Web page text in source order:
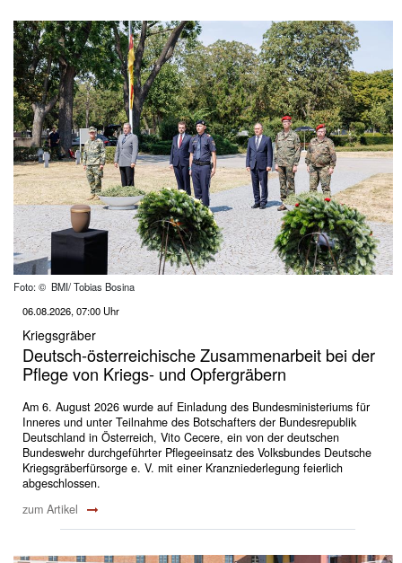
Foto: © BMI/ Tobias Bosina
06.08.2026, 07:00 Uhr
Kriegsgräber
Deutsch-österreichische Zusammenarbeit bei der
Pflege von Kriegs- und Opfergräbern
Am 6. August 2026 wurde auf Einladung des Bundesministeriums für
Inneres und unter Teilnahme des Botschafters der Bundesrepublik
Deutschland in Österreich, Vito Cecere, ein von der deutschen
Bundeswehr durchgeführter Pflegeeinsatz des Volksbundes Deutsche
Kriegsgräberfürsorge e. V. mit einer Kranzniederlegung feierlich
abgeschlossen.
zum Artikel